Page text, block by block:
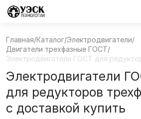
Главная/Каталог/Электродвигатели/
Двигатели трехфазные ГОСТ/
Электродвигатели ГОСТ для
Электродвигатели
для редукторов
с доставкой купить